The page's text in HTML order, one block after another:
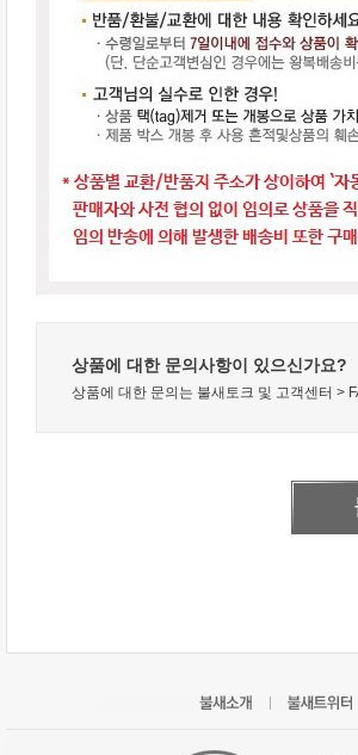
상품에 대한 문의사항이 있으신가요?
상품에 대한 문의는 불새토크 및 고객센터 >